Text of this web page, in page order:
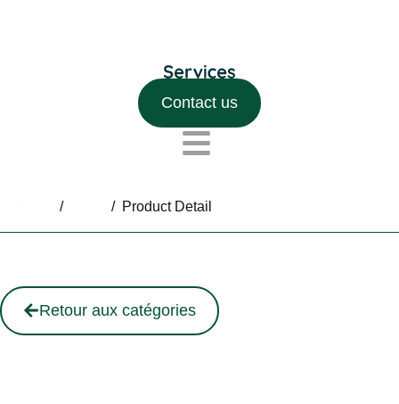
Contact us
/ / Product Detail
Retour aux catégories